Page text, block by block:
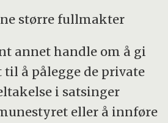
større fullmakter
annet handle om å gi
å pålegge de private
i satsinger
eller å innføre